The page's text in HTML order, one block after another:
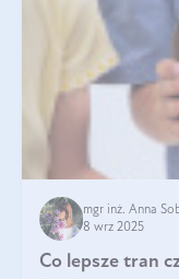
mgr inż. Anna
8 wrz 2025
Co lepsze tran